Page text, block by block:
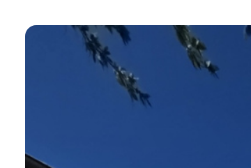
Alerte